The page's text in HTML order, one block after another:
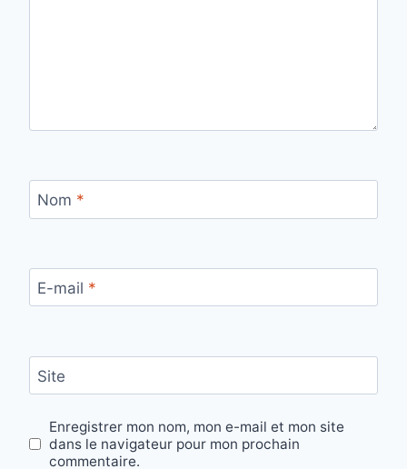
Nom *
E-mail *
Site
Enregistrer mon nom, mon e-mail et mon site
dans le navigateur pour mon prochain
commentaire.